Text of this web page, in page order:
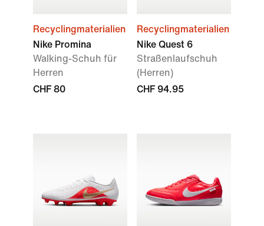
Recyclingmaterialien
Nike Promina
Walking-Schuh für
Herren
CHF 80
Recyclingmaterialien
Nike Quest 6
Straßenlaufschuh
(Herren)
CHF 94.95